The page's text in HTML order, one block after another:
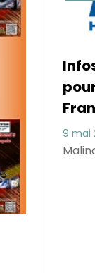
9 mai